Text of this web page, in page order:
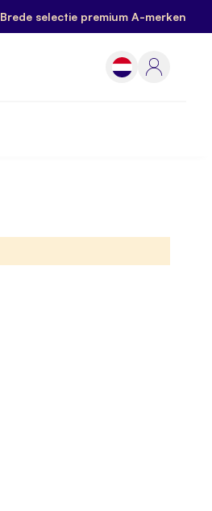
Brede selectie premium A-merken